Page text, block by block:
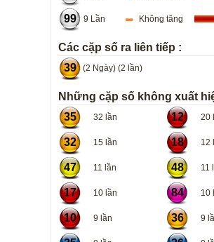
99 9 Lần Không tăng
Các cặp số ra liên tiếp :
39
(2 Ngày) (2 lần)
Những cặp số không xuất
35
32 lần 12 20
32 15 lần 18 12
47 11 lần 48 11
17 10 lần 84 10
10 9 lần 36 9